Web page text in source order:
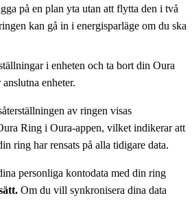
på en plan yta utan att flytta den i två
kan gå in i energisparläge om du ska
i enheten och ta bort din Oura
enheter.
av ringen visas
Ring i Oura-appen, vilket indikerar att
ring har rensats på alla tidigare data.
personliga kontodata med din ring
Om du vill synkronisera dina data